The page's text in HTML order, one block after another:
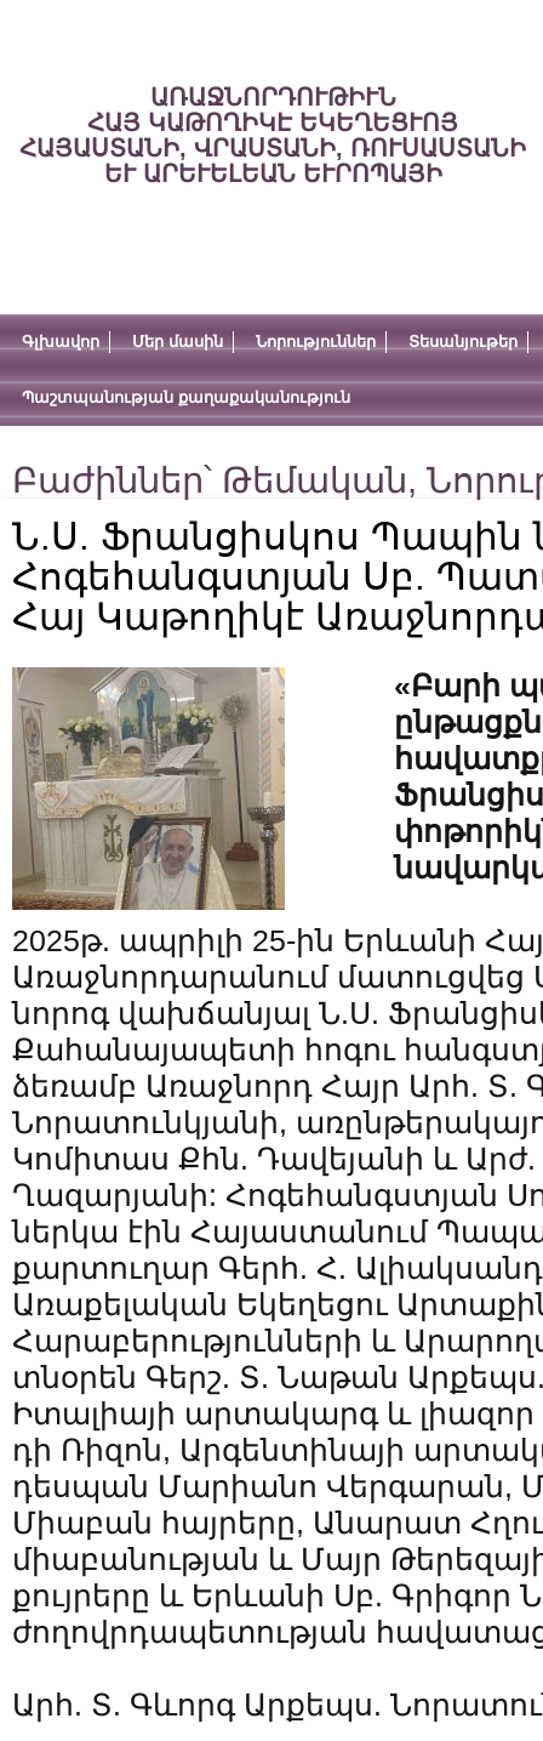
ԱՌԱՋՆՈՐԴՈՒԹԻՒՆ
ՀԱՅ ԿԱԹՈՂԻԿԷ ԵԿԵՂԵՑՒՈՅ
ՀԱՅԱՍՏԱՆԻ, ՎՐԱՍՏԱՆԻ, ՌՈՒՍԱՍՏԱՆԻ
ԵՒ ԱՐԵՒԵԼԵԱՆ ԵՒՐՈՊԱՅԻ
Գլխավոր Մեր մասին Նորություններ Տեսանյութեր
Պաշտպանության քաղաքականություն
Բաժիններ՝ Թեմական,
Ն.Ս. Ֆրանցիսկոս Պապին
Հոգեհանգստյան Սբ.
Հայ Կաթողիկէ
«Բարի
2025թ. ապրիլի 25-ին Երևանի
Առաջնորդարանում
նորոգ վախճանյալ Ն.Ս.
Քահանայապետի հոգու
ձեռամբ Առաջնորդ Հայր Արհ. Տ.
Նորատունկյանի,
Կոմիտաս Քհն. Դավեյանի և
Ղազարյանի: Հոգեհանգստյան
ներկա էին Հայաստանում
քարտուղար Գերհ. Հ.
Առաքելական Եկեղեցու
Հարաբերությունների և
տնօրեն Գերշ. Տ. Նաթան
Իտալիայի արտակարգ և լիազոր
դի Ռիզոն, Արգենտինայի
դեսպան Մարիանո Վերգարան,
Միաբան հայրերը, Անարատ
միաբանության և Մայր
քույրերը և Երևանի Սբ. Գրիգոր
ժողովրդապետության
Արհ. Տ. Գևորգ Արքեպս.